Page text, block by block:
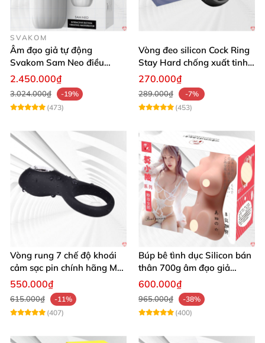
SVAKOM
Âm đạo giả tự động
Svakom Sam Neo điều
khiển app webcam cao cấp
2.450.000₫
3.024.000₫
-19%
(473)
Vòng đeo silicon Cock Ring
Stay Hard chống xuất tinh
sớm
270.000₫
289.000₫
-7%
(453)
Vòng rung 7 chế độ khoái
cảm sạc pin chính hãng Mỹ
cực phê
550.000₫
615.000₫
-11%
(407)
Búp bê tình dục Silicon bán
thân 700g âm đạo giả
nguyên khối giống thật
600.000₫
965.000₫
-38%
(400)